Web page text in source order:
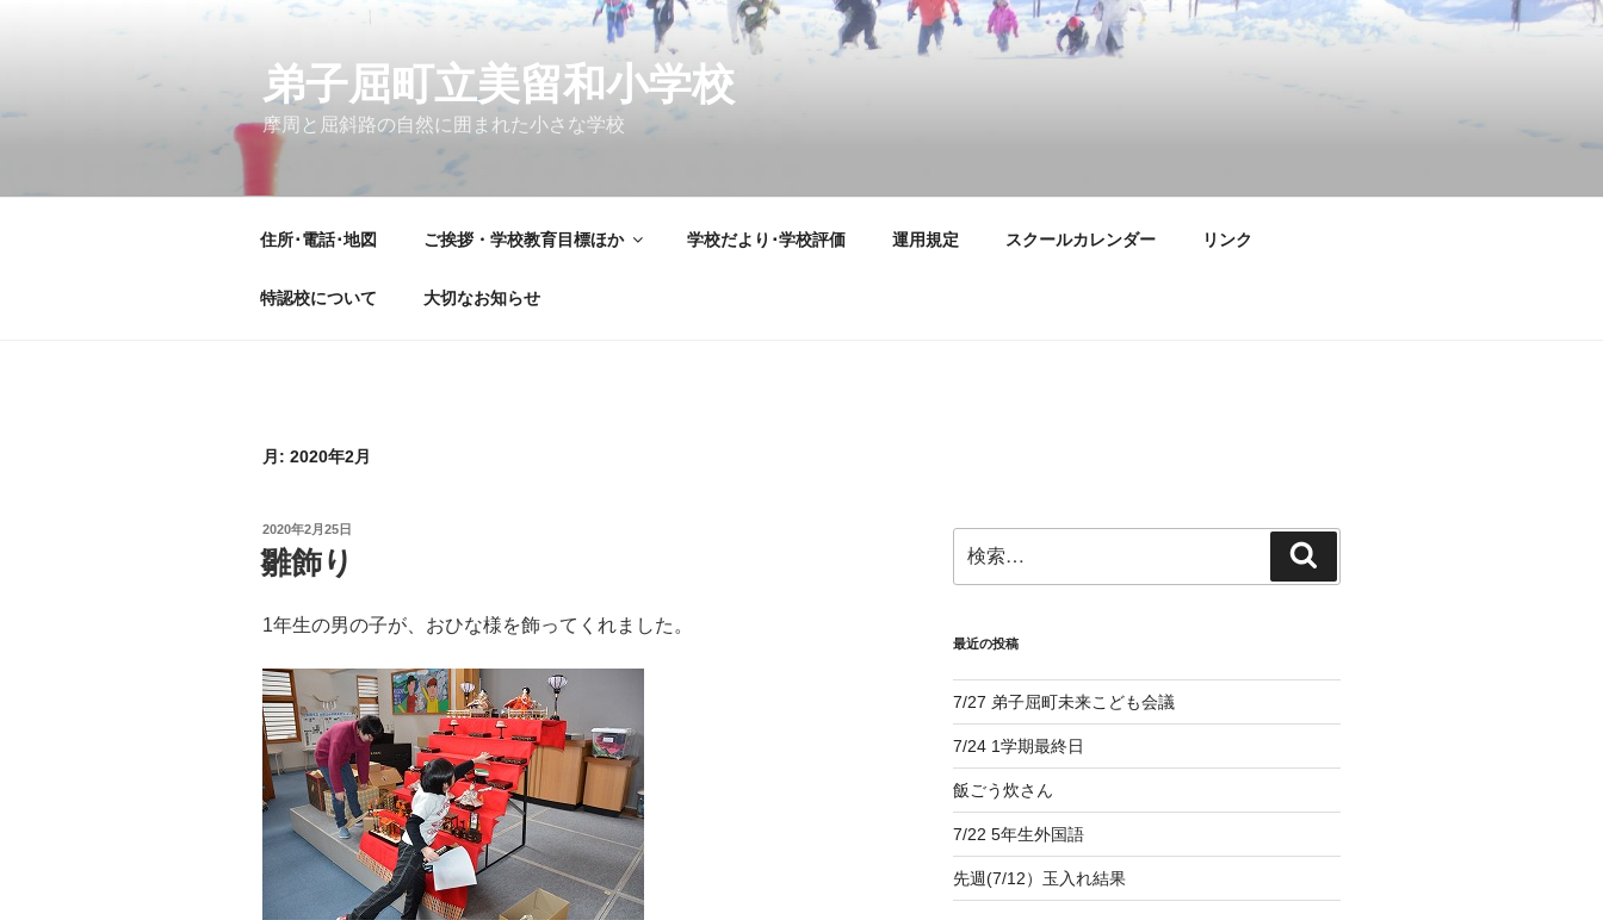
弟子屈町立美留和小学校
摩周と屈斜路の自然に囲まれた小さな学校
住所･電話･地図 ご挨拶・学校教育目標ほか 学校だより･学校評価 運用規定 スクールカレンダー リンク
特認校について 大切なお知らせ
月: 2020年2月
投
稿
日:
2020年2月25日
雛飾り
1年生の男の子が、おひな様を飾ってくれました。
索:
索
最近の投稿
7/27 弟子屈町未来こども会議
7/24 1学期最終日
飯ごう炊さん
7/22 5年生外国語
先週(7/12）玉入れ結果